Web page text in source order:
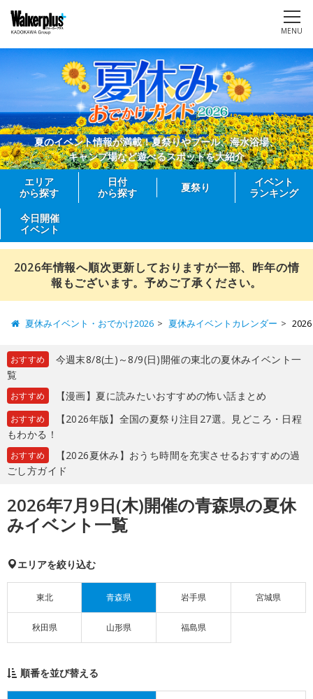
MENU
夏のイベント情報が満載！夏祭りやプール、海水浴場、
キャンプ場など遊べるスポットを大紹介
エリア
から探す
日付
から探す
夏祭り
イベント
ランキング
今日開催
イベント
2026年情報へ順次更新しておりますが一部、昨年の情
報もございます。予めご了承ください。
夏休みイベント・おでかけ2026 夏休みイベントカレンダー
おすすめ
今週末8/8(土)～8/9(日)開催の東北の夏休みイベント一
覧
おすすめ 【漫画】夏に読みたいおすすめの怖い話まとめ
おすすめ
【2026年版】全国の夏祭り注目27選。見どころ・日程
もわかる！
おすすめ
【2026夏休み】おうち時間を充実させるおすすめの過
ごし方ガイド
2026年7月9日(木)開催の青森県の夏休
みイベント一覧
エリアを絞り込む
東北 青森県 岩手県 宮城県
秋田県 山形県 福島県
順番を並び替える